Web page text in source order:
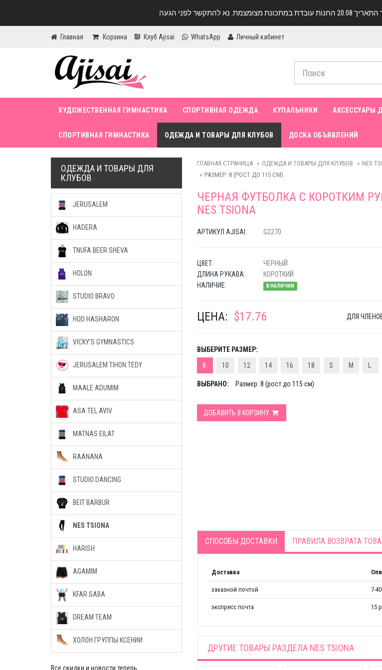
Главная Корзина Клуб Ajisai WhatsApp Личный кабинет
ХУДОЖЕСТВЕННАЯ ГИМНАСТИКА СПОРТИВНАЯ ОДЕЖДА КУПАЛЬНИКИ АКСЕССУАРЫ
СПОРТИВНАЯ ГИМНАСТИКА ОДЕЖДА И ТОВАРЫ ДЛЯ КЛУБОВ ДОСКА ОБЪЯВЛЕНИЙ
ГЛАВНАЯ СТРАНИЦА ОДЕЖДА И ТОВАРЫ ДЛЯ КЛУБОВ NES
РАЗМЕР: 8 (РОСТ ДО 115 СМ)
ЧЕРНАЯ ФУТБОЛКА С КОРОТКИМ
NES TSIONA
АРТИКУЛ AJISAI: G2270
ЦВЕТ:
ЧЕРНЫЙ
ДЛИНА РУКАВА:
КОРОТКИЙ
НАЛИЧИЕ:
В НАЛИЧИИ
ЦЕНА: $17.76 ДЛЯ
ВЫБЕРИТЕ РАЗМЕР:
8
10 12 14 16 18 S M
ВЫБРАНО: Размер: 8 (рост до 115 см)
ДОБАВИТЬ В КОРЗИНУ
СПОСОБЫ ДОСТАВКИ ПРАВИЛА ВОЗВРАТА
Доставка
заказной почтой 7-
экспресс почта 15
ДРУГИЕ ТОВАРЫ РАЗДЕЛА NES TSIONA
ОДЕЖДА И ТОВАРЫ ДЛЯ
КЛУБОВ
JERUSALEM
HADERA
TNUFA BEER SHEVA
HOLON
STUDIO BRAVO
HOD HASHARON
VICKY'S GYMNASTICS
JERUSALEM TIHON TEDY
MAALE ADUMIM
ASA TEL AVIV
MATNAS EILAT
RAANANA
STUDIO DANCING
BEIT BARBUR
NES TSIONA
HARISH
AGAMIM
KFAR SABA
DREAM TEAM
ХОЛОН ГРУППЫ КСЕНИИ
Все скидки и новости теперь